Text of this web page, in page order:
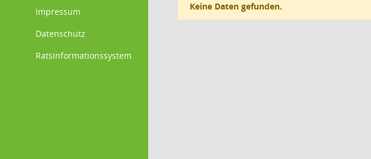
Impressum
Datenschutz
Ratsinformationssystem
Keine Daten gefunden.